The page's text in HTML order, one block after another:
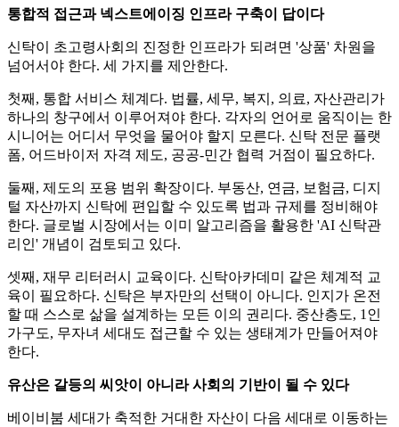
통합적 접근과 넥스트에이징 인프라 구축이 답이다
신탁이 초고령사회의 진정한 인프라가 되려면 '상품' 차원을
넘어서야 한다. 세 가지를 제안한다.
첫째, 통합 서비스 체계다. 법률, 세무, 복지, 의료, 자산관리가
하나의 창구에서 이루어져야 한다. 각자의 언어로 움직이는 한
시니어는 어디서 무엇을 물어야 할지 모른다. 신탁 전문 플랫
폼, 어드바이저 자격 제도, 공공-민간 협력 거점이 필요하다.
둘째, 제도의 포용 범위 확장이다. 부동산, 연금, 보험금, 디지
털 자산까지 신탁에 편입할 수 있도록 법과 규제를 정비해야
한다. 글로벌 시장에서는 이미 알고리즘을 활용한 'AI 신탁관
리인' 개념이 검토되고 있다.
셋째, 재무 리터러시 교육이다. 신탁아카데미 같은 체계적 교
육이 필요하다. 신탁은 부자만의 선택이 아니다. 인지가 온전
할 때 스스로 삶을 설계하는 모든 이의 권리다. 중산층도, 1인
가구도, 무자녀 세대도 접근할 수 있는 생태계가 만들어져야
한다.
유산은 갈등의 씨앗이 아니라 사회의 기반이 될 수 있다
베이비붐 세대가 축적한 거대한 자산이 다음 세대로 이동하는